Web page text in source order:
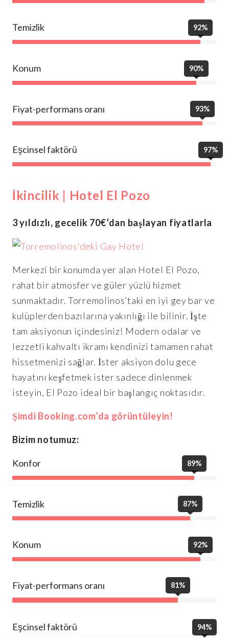
Temizlik 92%
Konum 90%
Fiyat-performans oranı 93%
Eşcinsel faktörü 97%
İkincilik | Hotel El Pozo
3 yıldızlı, gecelik 70€’dan başlayan fiyatlarla
Merkezi bir konumda yer alan Hotel El Pozo,
rahat bir atmosfer ve güler yüzlü hizmet
sunmaktadır. Torremolinos’taki en iyi gey bar ve
kulüplerden bazılarına yakınlığı ile bilinir. İşte
tam aksiyonun içindesiniz! Modern odalar ve
lezzetli kahvaltı ikramı kendinizi tamamen rahat
hissetmenizi sağlar. İster aksiyon dolu gece
hayatını keşfetmek ister sadece dinlenmek
isteyin, El Pozo ideal bir başlangıç noktasıdır.
Şimdi Booking.com’da görüntüleyin!
Bizim notumuz:
Konfor 89%
Temizlik 87%
Konum 92%
Fiyat-performans oranı 81%
Eşcinsel faktörü 94%